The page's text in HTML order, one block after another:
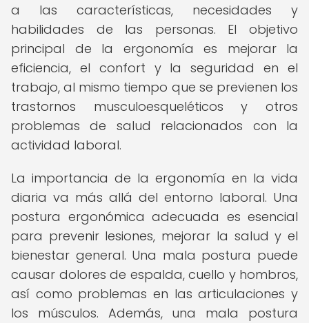
a las características, necesidades y
habilidades de las personas. El objetivo
principal de la ergonomía es mejorar la
eficiencia, el confort y la seguridad en el
trabajo, al mismo tiempo que se previenen los
trastornos musculoesqueléticos y otros
problemas de salud relacionados con la
actividad laboral.
La importancia de la ergonomía en la vida
diaria va más allá del entorno laboral. Una
postura ergonómica adecuada es esencial
para prevenir lesiones, mejorar la salud y el
bienestar general. Una mala postura puede
causar dolores de espalda, cuello y hombros,
así como problemas en las articulaciones y
los músculos. Además, una mala postura